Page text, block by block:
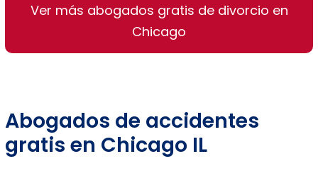
Ver más abogados gratis de divorcio en
Chicago
Abogados de accidentes
gratis en Chicago IL